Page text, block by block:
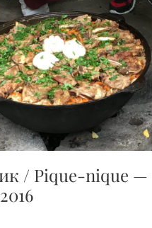
/ Pique-nique —